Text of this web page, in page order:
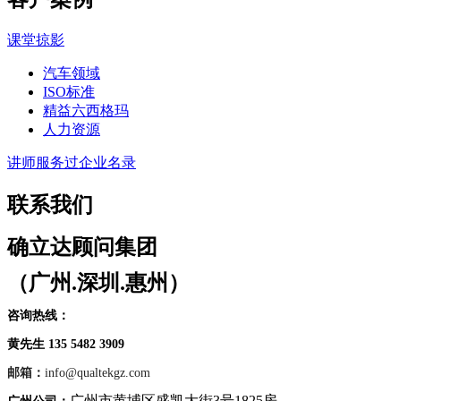
课堂掠影
汽车领域
ISO标准
精益六西格玛
人力资源
讲师服务过企业名录
联系我们
确立达顾问集团
（广州.深圳.惠州）
咨询热线：
黄先生 135 5482 3909
邮箱： info@qualtekgz.com